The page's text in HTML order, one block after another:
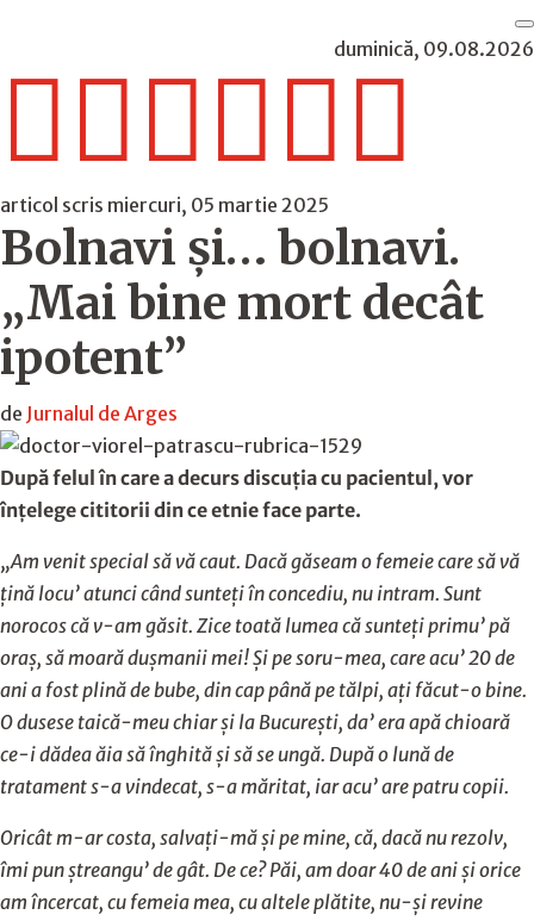
duminică, 09.08.2026

articol scris miercuri, 05 martie 2025
Bolnavi şi… bolnavi.
„Mai bine mort decât
ipotent”
de Jurnalul de Arges
După felul în care a decurs discuția cu pacientul, vor
înțelege cititorii din ce etnie face parte.
„Am venit special să vă caut. Dacă găseam o femeie care să vă
țină locu’ atunci când sunteți în concediu, nu intram. Sunt
norocos că v-am găsit. Zice toată lumea că sunteți primu’ pă
oraș, să moară dușmanii mei! Și pe soru-mea, care acu’ 20 de
ani a fost plină de bube, din cap până pe tălpi, ați făcut-o bine.
O dusese taică-meu chiar și la București, da’ era apă chioară
ce-i dădea ăia să înghită și să se ungă. După o lună de
tratament s-a vindecat, s-a măritat, iar acu’ are patru copii.
Oricât m-ar costa, salvați-mă și pe mine, că, dacă nu rezolv,
îmi pun ștreangu’ de gât. De ce? Păi, am doar 40 de ani și orice
am încercat, cu femeia mea, cu altele plătite, nu-și revine